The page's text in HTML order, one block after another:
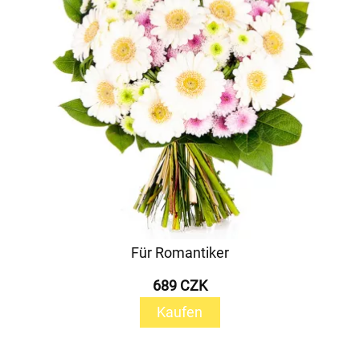
Für Romantiker
689 CZK
Kaufen